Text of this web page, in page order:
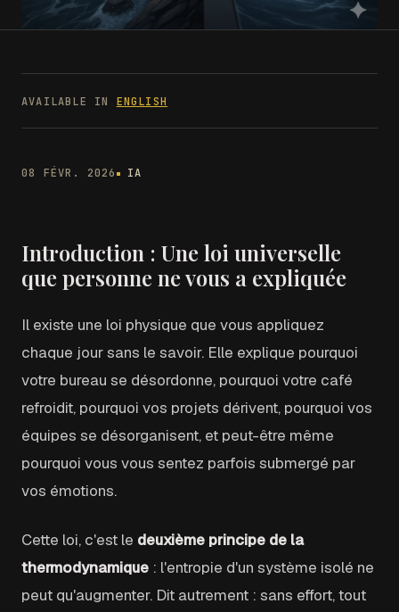
AVAILABLE IN ENGLISH
08 FÉVR. 2026 IA
Introduction : Une loi universelle
que personne ne vous a expliquée
Il existe une loi physique que vous appliquez
chaque jour sans le savoir. Elle explique pourquoi
votre bureau se désordonne, pourquoi votre café
refroidit, pourquoi vos projets dérivent, pourquoi vos
équipes se désorganisent, et peut-être même
pourquoi vous vous sentez parfois submergé par
vos émotions.
Cette loi, c'est le deuxième principe de la
thermodynamique : l'entropie d'un système isolé ne
peut qu'augmenter. Dit autrement : sans effort, tout